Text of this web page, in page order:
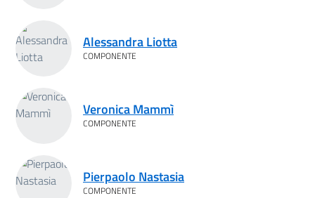
Alessandra Liotta
COMPONENTE
Veronica Mammì
COMPONENTE
Pierpaolo Nastasia
COMPONENTE